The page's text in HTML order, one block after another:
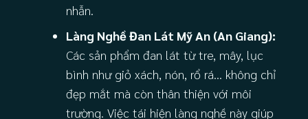
nhẫn.
Làng Nghề Đan Lát Mỹ An (An Giang):
Các sản phẩm đan lát từ tre, mây, lục
bình như giỏ xách, nón, rổ rá… không chỉ
đẹp mắt mà còn thân thiện với môi
trường. Việc tái hiện làng nghề này giúp